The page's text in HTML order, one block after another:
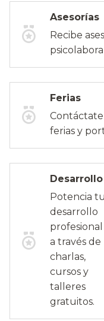
Asesorías
Recibe
Ferias
Contáctate
ferias y
Desarrollo
Potencia tu
desarrollo
profesional
a través de
charlas,
cursos y
talleres
gratuitos.